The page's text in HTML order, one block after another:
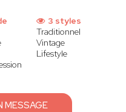
3 styles
Traditionnel
Vintage
Lifestyle
MESSAGE